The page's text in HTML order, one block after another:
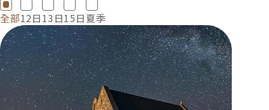
全部12日13日15日夏季
特色介紹